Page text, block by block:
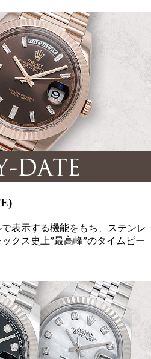
表示する機能をもち、ステンレ
クス史上”最高峰”のタイムピー